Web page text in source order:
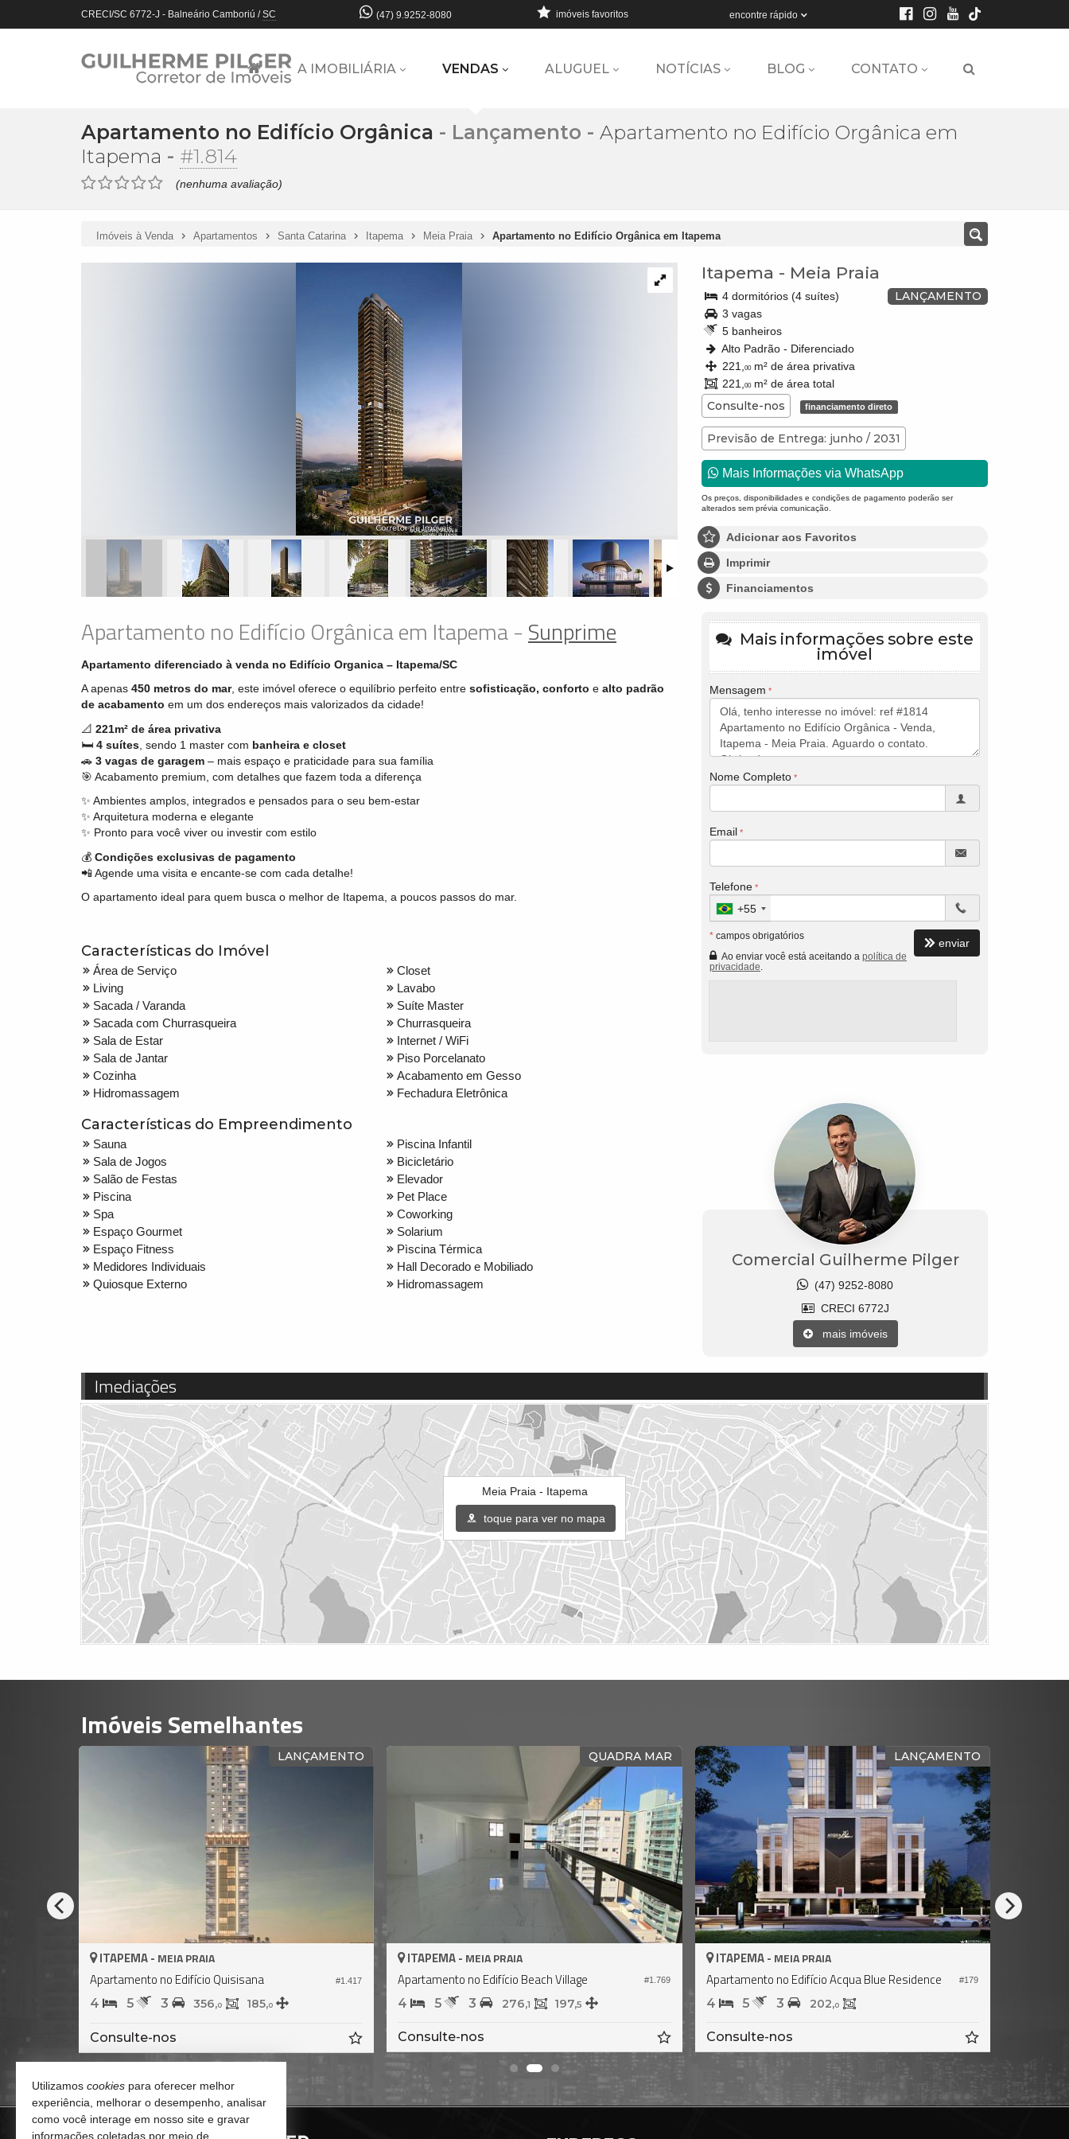
CRECI/SC 6772-J - Balneário Camboriú /SC (47) 9.9252-8080 encontre rápido
imóveis favoritos
A IMOBILIÁRIA VENDAS ALUGUEL NOTÍCIAS BLOG CONTATO
Apartamento no Edifício Orgânica - Lançamento - Apartamento no Edifício Orgânica em
Itapema - #1.814
(nenhuma avaliação)
Imóveis à Venda Apartamentos Santa Catarina Itapema Meia Praia Apartamento no Edifício Orgânica em Itapema
Apartamento no Edifício Orgânica em Itapema - Sunprime
Apartamento diferenciado à venda no Edifício Organica – Itapema/SC
A apenas 450 metros do mar, este imóvel oferece o equilíbrio perfeito entre sofisticação, conforto e alto padrão
de acabamento em um dos endereços mais valorizados da cidade!
📐 221m² de área privativa
🛏 4 suítes , sendo 1 master com banheira e closet
🚗 3 vagas de garagem – mais espaço e praticidade para sua família
🎯 Acabamento premium, com detalhes que fazem toda a diferença
✨ Ambientes amplos, integrados e pensados para o seu bem-estar
✨ Arquitetura moderna e elegante
✨ Pronto para você viver ou investir com estilo
💰 Condições exclusivas de pagamento
📲 Agende uma visita e encante-se com cada detalhe!
O apartamento ideal para quem busca o melhor de Itapema, a poucos passos do mar.
Características do Imóvel
Área de Serviço
Living
Sacada / Varanda
Sacada com Churrasqueira
Sala de Estar
Sala de Jantar
Cozinha
Hidromassagem
Closet
Lavabo
Suíte Master
Churrasqueira
Internet / WiFi
Piso Porcelanato
Acabamento em Gesso
Fechadura Eletrônica
Características do Empreendimento
Sauna
Sala de Jogos
Salão de Festas
Piscina
Spa
Espaço Gourmet
Espaço Fitness
Medidores Individuais
Quiosque Externo
Piscina Infantil
Bicicletário
Elevador
Pet Place
Coworking
Solarium
Pìscina Térmica
Hall Decorado e Mobiliado
Hidromassagem
Itapema - Meia Praia
LANÇAMENTO
4 dormitórios (4 suítes)
3 vagas
5 banheiros
Alto Padrão - Diferenciado
221,
00m² de área privativa
221,
00m² de área total
Consulte-nos financiamento direto
Previsão de Entrega: junho / 2031
Mais Informações via WhatsApp
Os preços, disponibilidades e condições de pagamento poderão ser
alterados sem prévia comunicação.
Adicionar aos Favoritos
Imprimir
Financiamentos
Mais informações sobre este
imóvel
Mensagem
Nome Completo
Email
Telefone
+55
* campos obrigatórios
Ao enviar você está aceitando a política de
privacidade.
enviar
Comercial Guilherme Pilger
(47) 9252-8080
CRECI 6772J
mais imóveis
Imediações
Meia Praia - Itapema
toque para ver no mapa
Imóveis Semelhantes
LANÇAMENTO
#1.417
ITAPEMA - MEIA PRAIA
Apartamento no Edifício Quisisana
4 5 3 356,0 185,0
Consulte-nos
QUADRA MAR
#1.769
ITAPEMA - MEIA PRAIA
Apartamento no Edifício Beach Village
4 5 3 276,1 197,5
Consulte-nos
LANÇAMENTO
#179
ITAPEMA - MEIA PRAIA
Apartamento no Edifício Acqua Blue Residence
4 5 3 202,0
Consulte-nos
Utilizamos cookies para oferecer melhor
experiência, melhorar o desempenho, analisar
como você interage em nosso site e gravar
informações coletadas por meio de